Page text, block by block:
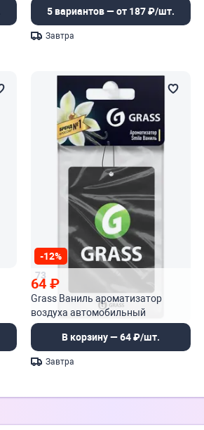
5 вариантов — от 187 ₽/шт.
Завтра
-12%
73
64 ₽
Grass Ваниль ароматизатор
воздуха автомобильный
(картонный)
В корзину — 64 ₽/шт.
Завтра